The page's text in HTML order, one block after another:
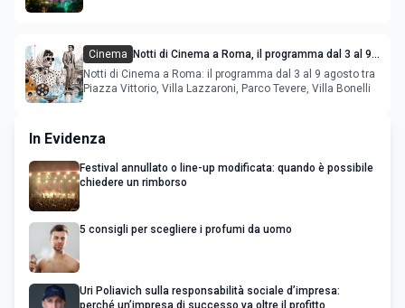
Cinema
Notti di Cinema a Roma, il programma dal 3 al 9
agosto
Notti di Cinema a Roma: il programma dal 3 al 9 agosto tra
Piazza Vittorio, Villa Lazzaroni, Parco Tevere, Villa Bonelli
In Evidenza
Festival annullato o line-up modificata: quando è possibile
chiedere un rimborso
5 consigli per scegliere i profumi da uomo
Uri Poliavich sulla responsabilità sociale d’impresa: